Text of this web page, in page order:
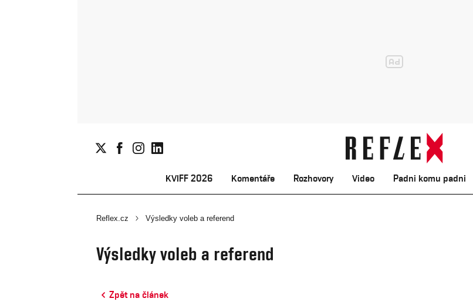
KVIFF 2026 Komentáře Rozhovory Video Padni komu padni
Reflex.cz Výsledky voleb a referend
Výsledky voleb a referend
Zpět na článek